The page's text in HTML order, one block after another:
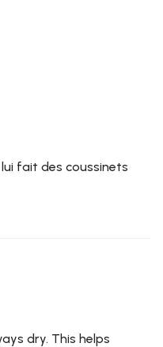
fait des coussinets
dry. This helps